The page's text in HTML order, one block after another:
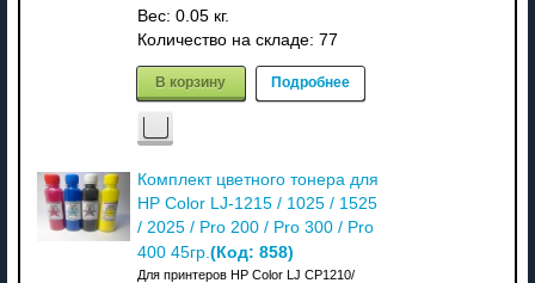
Вес: 0.05 кг.
Количество на складе: 77
В корзину Подробнее
Комплект цветного тонера для
HP Color LJ-1215 / 1025 / 1525
/ 2025 / Pro 200 / Pro 300 / Pro
400 45гр. (Код: 858)
Для принтеров HP Color LJ CP1210/